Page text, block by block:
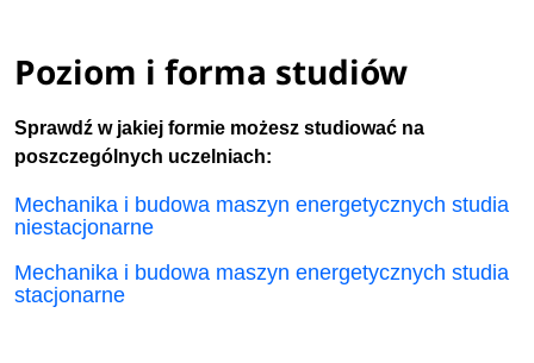
Poziom i forma studiów
Sprawdź w jakiej formie możesz studiować na
poszczególnych uczelniach:
Mechanika i budowa maszyn energetycznych studia
niestacjonarne
Mechanika i budowa maszyn energetycznych studia
stacjonarne